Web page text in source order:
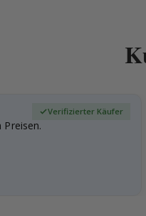
Verifizierter Käufer